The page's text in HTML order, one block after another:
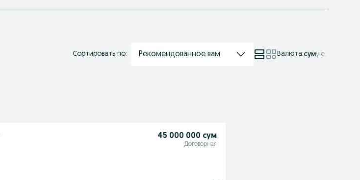
Сортировать по: Рекомендованное вам Валюта:суму.е.
45 000 000 сум
Договорная